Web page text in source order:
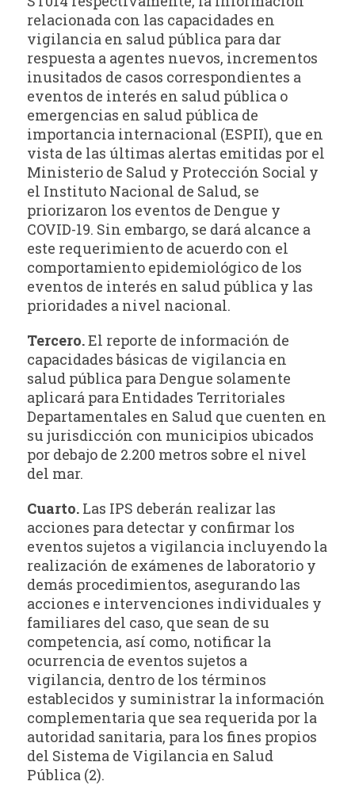
relacionada con las capacidades en
vigilancia en salud pública para dar
respuesta a agentes nuevos, incrementos
inusitados de casos correspondientes a
eventos de interés en salud pública o
emergencias en salud pública de
importancia internacional (ESPII), que en
vista de las últimas alertas emitidas por el
Ministerio de Salud y Protección Social y
el Instituto Nacional de Salud, se
priorizaron los eventos de Dengue y
COVID-19. Sin embargo, se dará alcance a
este requerimiento de acuerdo con el
comportamiento epidemiológico de los
eventos de interés en salud pública y las
prioridades a nivel nacional.
Tercero.El reporte de información de
capacidades básicas de vigilancia en
salud pública para Dengue solamente
aplicará para Entidades Territoriales
Departamentales en Salud que cuenten en
su jurisdicción con municipios ubicados
por debajo de 2.200 metros sobre el nivel
del mar.
Cuarto. Las IPS deberán realizar las
acciones para detectar y confirmar los
eventos sujetos a vigilancia incluyendo la
realización de exámenes de laboratorio y
demás procedimientos, asegurando las
acciones e intervenciones individuales y
familiares del caso, que sean de su
competencia, así como, notificar la
ocurrencia de eventos sujetos a
vigilancia, dentro de los términos
establecidos y suministrar la información
complementaria que sea requerida por la
autoridad sanitaria, para los fines propios
del Sistema de Vigilancia en Salud
Pública (2).